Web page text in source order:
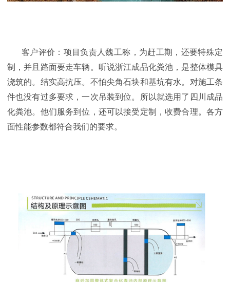
客户评价：项目负责人魏工称，为赶工期，还要特殊定
制，并且路面要走车辆。听说浙江成品化粪池，是整体模具
浇筑的。结实高抗压。不怕尖角石块和基坑有水。对施工条
件也没有过多要求，一次吊装到位。所以就选用了四川成品
化粪池。他们服务到位，还可以接受定制，收费合理。各方
面性能参数都符合我们的要求。